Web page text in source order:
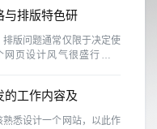
与排版特色研
版问题通常仅限于决定使
页设计风气很盛行的国
有参考价值
的工作内容及
悉设计一个网站，以此作